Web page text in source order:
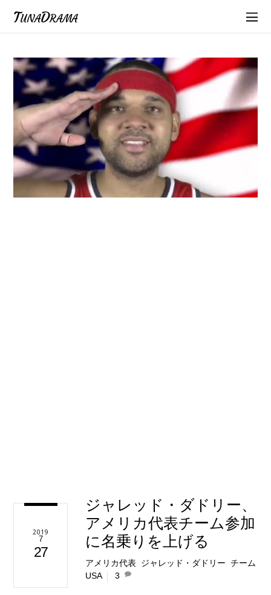
TunaDrama
2019
7
27
ジャレッド・ダドリー、
アメリカ代表チーム参加
に名乗りを上げる
アメリカ代表 ジャレッド・ダドリー ,チーム
USA
3